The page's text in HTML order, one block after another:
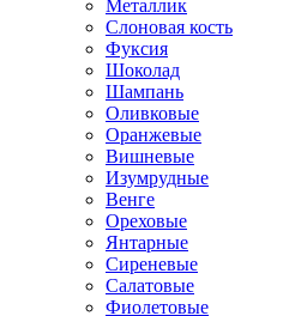
Металлик
Слоновая кость
Фуксия
Шоколад
Шампань
Оливковые
Оранжевые
Вишневые
Изумрудные
Венге
Ореховые
Янтарные
Сиреневые
Салатовые
Фиолетовые